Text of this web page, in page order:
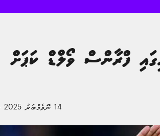
ފްރާންސް ވޯލްޑް ކަޕަށް
14 ނޮވެމްބަރު 2025 - 07:17